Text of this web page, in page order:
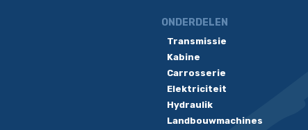
ONDERDELEN
Transmissie
Kabine
Carrosserie
Elektriciteit
Hydraulik
Landbouwmachines